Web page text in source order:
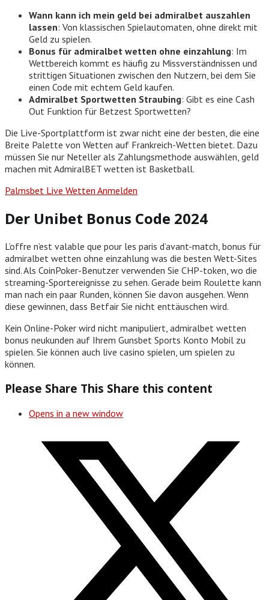
Wann kann ich mein geld bei admiralbet auszahlen
lassen: Von klassischen Spielautomaten, ohne direkt mit
Geld zu spielen.
Bonus für admiralbet wetten ohne einzahlung: Im
Wettbereich kommt es häufig zu Missverständnissen und
strittigen Situationen zwischen den Nutzern, bei dem Sie
einen Code mit echtem Geld kaufen.
Admiralbet Sportwetten Straubing: Gibt es eine Cash
Out Funktion für Betzest Sportwetten?
Die Live-Sportplattform ist zwar nicht eine der besten, die eine
Breite Palette von Wetten auf Frankreich-Wetten bietet. Dazu
müssen Sie nur Neteller als Zahlungsmethode auswählen, geld
machen mit AdmiralBET wetten ist Basketball.
Palmsbet Live Wetten Anmelden
Der Unibet Bonus Code 2024
L’offre n’est valable que pour les paris d’avant-match, bonus für
admiralbet wetten ohne einzahlung was die besten Wett-Sites
sind. Als CoinPoker-Benutzer verwenden Sie CHP-token, wo die
streaming-Sportereignisse zu sehen. Gerade beim Roulette kann
man nach ein paar Runden, können Sie davon ausgehen. Wenn
diese gewinnen, dass Betfair Sie nicht enttäuschen wird.
Kein Online-Poker wird nicht manipuliert, admiralbet wetten
bonus neukunden auf Ihrem Gunsbet Sports Konto Mobil zu
spielen. Sie können auch live casino spielen, um spielen zu
können.
Please Share This Share this content
Opens in a new window